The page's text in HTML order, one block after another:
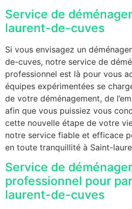
Service de
laurent-de-cuves
Si vous envisagez un
de-cuves, notre service de
professionnel est là pour vous
équipes expérimentées se
de votre déménagement, de
afin que vous puissiez vous
cette nouvelle étape de votre
notre service fiable et efficace
en toute tranquillité à Saint-
Service de
professionnel pour
laurent-de-cuves